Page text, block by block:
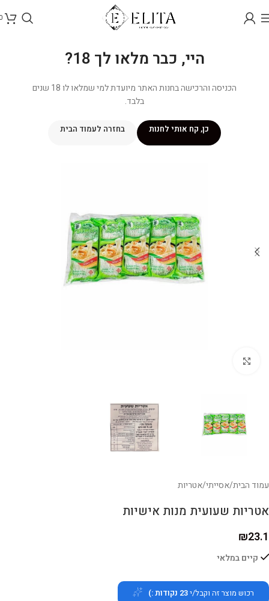
היי, כבר מלאו לך 18?
הכניסה והרכישה בחנות האתר מיועדת למי שמלאו לו 18 שנים
בלבד.
כן, קח אותי לחנות בחזרה לעמוד הבית
עמוד הבית/אסייתי/אטריות
אטריות שעועית מנות אישיות
₪23.1
קיים במלאי
רכוש מוצר זה וקבל/י23 נקודות :)